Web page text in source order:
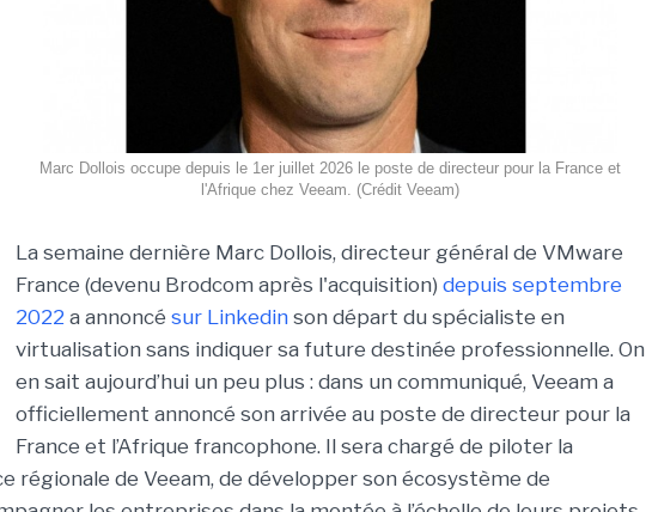
Marc Dollois occupe depuis le 1er juillet 2026 le poste de directeur pour la France et
l'Afrique chez Veeam. (Crédit Veeam)
La semaine dernière Marc Dollois, directeur général de VMware
France (devenu Brodcom après l'acquisition) depuis septembre
2022 a annoncé sur Linkedin son départ du spécialiste en
virtualisation sans indiquer sa future destinée professionnelle. On
en sait aujourd’hui un peu plus : dans un communiqué, Veeam a
officiellement annoncé son arrivée au poste de directeur pour la
France et l’Afrique francophone. Il sera chargé de piloter la
régionale de Veeam, de développer son écosystème de